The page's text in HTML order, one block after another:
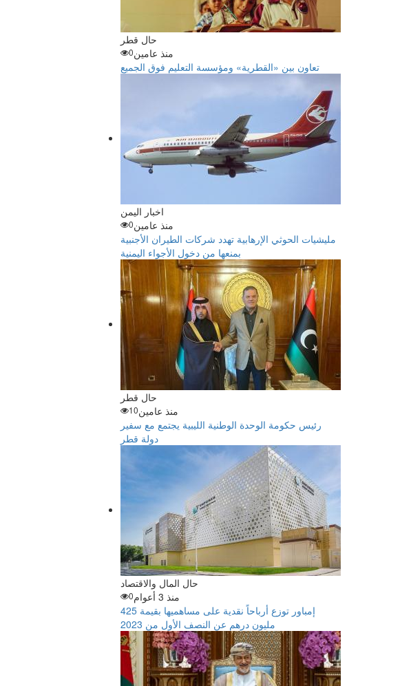
حال قطر
منذ عامين0
تعاون بين «القطرية» ومؤسسة التعليم فوق الجميع
اخبار اليمن
منذ عامين0
مليشيات الحوثي الإرهابية تهدد شركات الطيران الأجنبية
بمنعها من دخول الأجواء اليمنية
حال قطر
منذ عامين10
رئيس حكومة الوحدة الوطنية الليبية يجتمع مع سفير
دولة قطر
حال المال والاقتصاد
منذ 3 أعوام
0
إمباور توزع أرباحاً نقدية على مساهميها بقيمة 425
مليون درهم عن النصف الأول من 2023